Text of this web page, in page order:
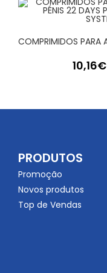
10,16€
PRODUTOS
Promoção
Novos produtos
Top de Vendas